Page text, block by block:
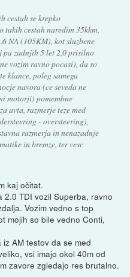
cestah se krepko
cestah naredim 35kkm,
NA (105KM), kot sluzbene
pa zadnjih 5 let 2,0 prisilno
vozim ravno pocasi), da so
klance, poleg samega
navora (ce seveda ne
motorji) pomembne
avta, razmerje teze med
- oversteering),
razmerja in nenazadnje
in bremze, ter vesc
kaj očitat.
2.0 TDI vozil Superba, ravno
Vozim vedno s top
mojih so bile vedno Conti,
AM testov da se med
vsi imajo okol 40m od
zavore zgledajo res brutalno.